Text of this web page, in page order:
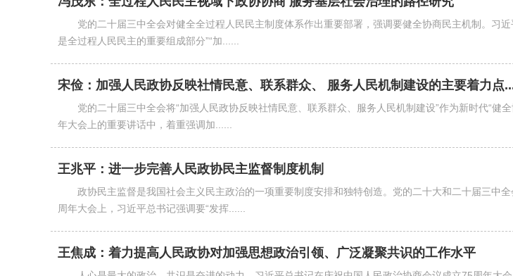
党的二十届三中全会对健全全过程人民民主制度体系作出重要部署，强调要健全协商民主机制。习
是全过程人民民主的重要组成部分”“加......
宋俭：加强人民政协反映社情民意、联系群众、 服务人民机制建设的主要着力点
党的二十届三中全会将“加强人民政协反映社情民意、联系群众、服务人民机制建设”作为新时代“
年大会上的重要讲话中，着重强调加......
王兆平：进一步完善人民政协民主监督制度机制
政协民主监督是我国社会主义民主政治的一项重要制度安排和独特创造。党的二十大和二十届三中
周年大会上，习近平总书记强调要“发挥......
王焦成：着力提高人民政协对加强思想政治引领、广泛凝聚共识的工作水平